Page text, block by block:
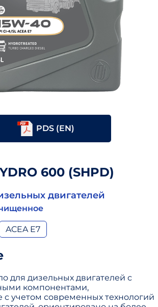
PDS (EN)
600 (SHPD)
двигателей
ACEA E7
для дизельных двигателей с
компонентами,
с учетом современных технологий